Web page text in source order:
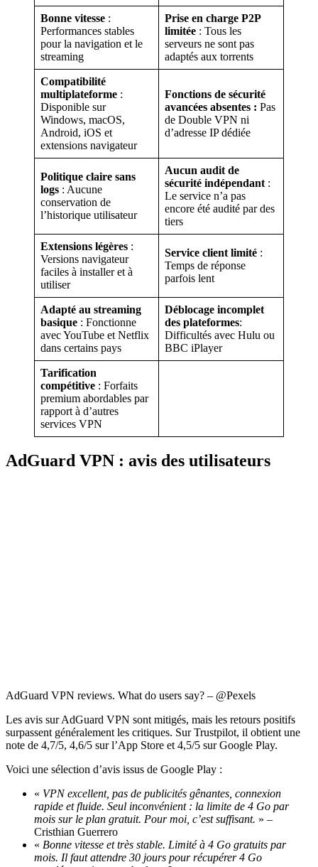
Bonne vitesse :
Performances stables
pour la navigation et le
streaming
Prise en charge P2P
limitée : Tous les
serveurs ne sont pas
adaptés aux torrents
Compatibilité
multiplateforme :
Disponible sur
Windows, macOS,
Android, iOS et
extensions navigateur
Fonctions de sécurité
avancées absentes : Pas
de Double VPN ni
d’adresse IP dédiée
Politique claire sans
logs : Aucune
conservation de
l’historique utilisateur
Aucun audit de
sécurité indépendant :
Le service n’a pas
encore été audité par des
tiers
Extensions légères :
Versions navigateur
faciles à installer et à
utiliser
Service client limité :
Temps de réponse
parfois lent
Adapté au streaming
basique : Fonctionne
avec YouTube et Netflix
dans certains pays
Déblocage incomplet
des plateformes:
Difficultés avec Hulu ou
BBC iPlayer
Tarification
compétitive : Forfaits
premium abordables par
rapport à d’autres
services VPN
AdGuard VPN : avis des utilisateurs
AdGuard VPN reviews. What do users say? – @Pexels
Les avis sur AdGuard VPN sont mitigés, mais les retours positifs
surpassent généralement les critiques. Sur Trustpilot, il obtient une
note de 4,7/5, 4,6/5 sur l’App Store et 4,5/5 sur Google Play.
Voici une sélection d’avis issus de Google Play :
« VPN excellent, pas de publicités gênantes, connexion
rapide et fluide. Seul inconvénient : la limite de 4 Go par
mois sur le plan gratuit. Pour moi, c’est suffisant. » –
Cristhian Guerrero
« Bonne vitesse et très stable. Limité à 4 Go gratuits par
mois. Il faut attendre 30 jours pour récupérer 4 Go